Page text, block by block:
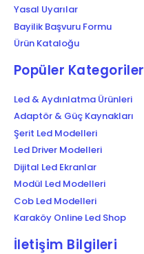
Yasal Uyarılar
Bayilik Başvuru Formu
Ürün Kataloğu
Popüler Kategoriler
Led & Aydınlatma Ürünleri
Adaptör & Güç Kaynakları
Şerit Led Modelleri
Led Driver Modelleri
Dijital Led Ekranlar
Modül Led Modelleri
Cob Led Modelleri
Karaköy Online Led Shop
İletişim Bilgileri